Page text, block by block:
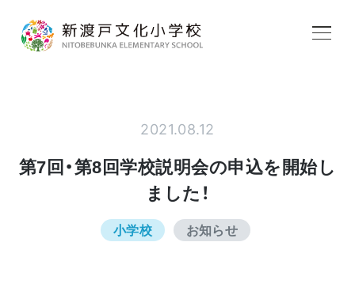
2021.08.12
第7回・第8回学校説明会の申込を開始し
ました！
小学校 お知らせ